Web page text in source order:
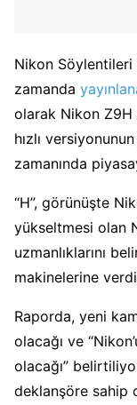
Nikon Söylentileri
zamanda
olarak Nikon Z9H
hızlı
zamanında
“H”, görünüşte
yükseltmesi olan
uzmanlıklarını
makinelerine
Raporda, yeni
olacağı ve
olacağı”
deklanşöre sahip